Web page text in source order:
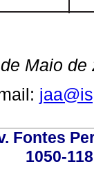
Maio
Fontes
1050-